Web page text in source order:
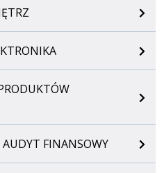
FINANSOWY